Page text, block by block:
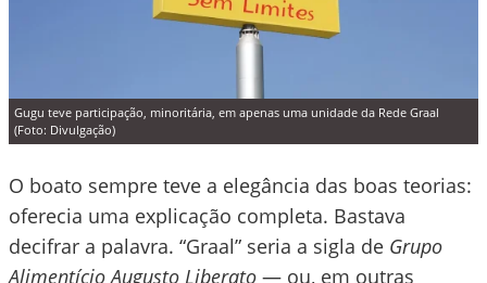
Gugu teve participação, minoritária, em apenas uma unidade da Rede Graal
(Foto: Divulgação)
O boato sempre teve a elegância das boas teorias:
oferecia uma explicação completa. Bastava
decifrar a palavra. “Graal” seria a sigla de Grupo
Alimentício Augusto Liberato — ou, em outras